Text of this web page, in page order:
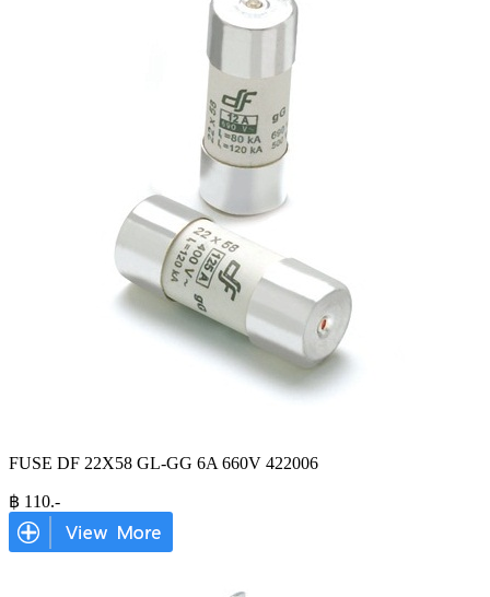
FUSE DF 22X58 GL-GG 6A 660V 422006
฿ 110.-